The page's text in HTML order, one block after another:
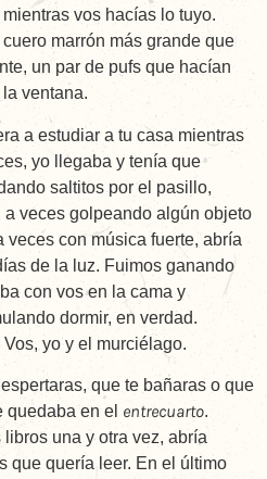
vos hacías lo tuyo.
marrón más grande que
un par de pufs que hacían
ventana.
a estudiar a tu casa mientras
yo llegaba y tenía que
saltitos por el pasillo,
a veces golpeando algún objeto
veces con música fuerte, abría
de la luz. Fuimos ganando
con vos en la cama y
dormir, en verdad.
yo y el murciélago.
que te bañaras o que
quedaba en el entrecuarto.
una y otra vez, abría
que quería leer. En el último